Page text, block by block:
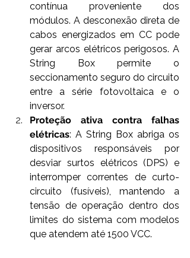
contínua proveniente dos
módulos. A desconexão direta de
cabos energizados em CC pode
gerar arcos elétricos perigosos. A
String Box permite o
seccionamento seguro do circuito
entre a série fotovoltaica e o
inversor.
Proteção ativa contra falhas
elétricas: A String Box abriga os
dispositivos responsáveis por
desviar surtos elétricos (DPS) e
interromper correntes de curto-
circuito (fusíveis), mantendo a
tensão de operação dentro dos
limites do sistema com modelos
que atendem até 1500 VCC.